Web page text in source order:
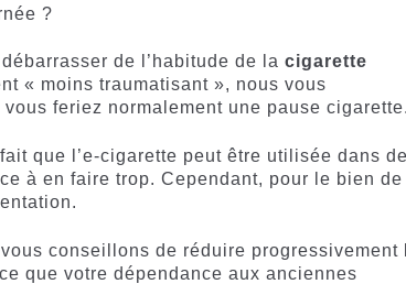
?
de l’habitude de lacigarette
« moins traumatisant », nous vous
feriez normalement une pause
que l’e-cigarette peut être utilisée dans
à en faire trop. Cependant, pour le bien de
conseillons de réduire progressivement
que votre dépendance aux anciennes